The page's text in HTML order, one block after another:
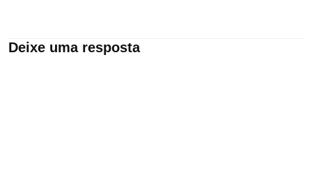
Deixe uma resposta